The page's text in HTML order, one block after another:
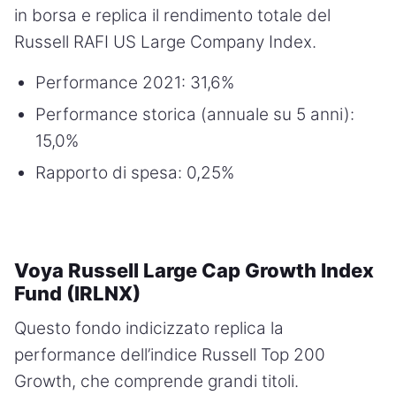
in borsa e replica il rendimento totale del
Russell RAFI US Large Company Index.
Performance 2021: 31,6%
Performance storica (annuale su 5 anni):
15,0%
Rapporto di spesa: 0,25%
Voya Russell Large Cap Growth Index
Fund (IRLNX)
Questo fondo indicizzato replica la
performance dell’indice Russell Top 200
Growth, che comprende grandi titoli.